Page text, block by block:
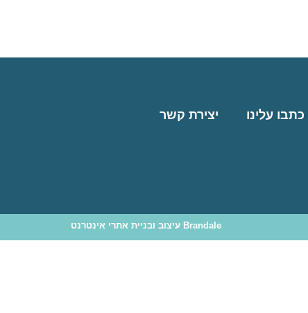
כתבו עלינו יצירת קשר
Brandale עיצוב ובניית אתרי אינטרנט